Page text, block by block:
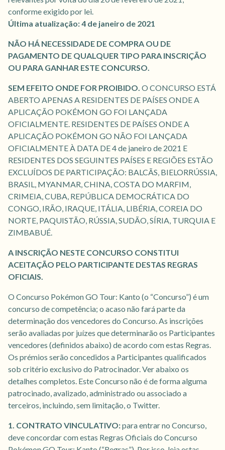
conforme exigido por lei.
Última atualização: 4 de janeiro de 2021
NÃO HÁ NECESSIDADE DE COMPRA OU DE
PAGAMENTO DE QUALQUER TIPO PARA INSCRIÇÃO
OU PARA GANHAR ESTE CONCURSO.
SEM EFEITO ONDE FOR PROIBIDO. O CONCURSO ESTÁ
ABERTO APENAS A RESIDENTES DE PAÍSES ONDE A
APLICAÇÃO POKÉMON GO FOI LANÇADA
OFICIALMENTE. RESIDENTES DE PAÍSES ONDE A
APLICAÇÃO POKÉMON GO NÃO FOI LANÇADA
OFICIALMENTE À DATA DE 4 de janeiro de 2021 E
RESIDENTES DOS SEGUINTES PAÍSES E REGIÕES ESTÃO
EXCLUÍDOS DE PARTICIPAÇÃO: BALCÃS, BIELORRÚSSIA,
BRASIL, MYANMAR, CHINA, COSTA DO MARFIM,
CRIMEIA, CUBA, REPÚBLICA DEMOCRÁTICA DO
CONGO, IRÃO, IRAQUE, ITÁLIA, LIBÉRIA, COREIA DO
NORTE, PAQUISTÃO, RÚSSIA, SUDÃO, SÍRIA, TURQUIA E
ZIMBABUÉ.
A INSCRIÇÃO NESTE CONCURSO CONSTITUI
ACEITAÇÃO PELO PARTICIPANTE DESTAS REGRAS
OFICIAIS.
O Concurso Pokémon GO Tour: Kanto (o “Concurso”) é um
concurso de competência; o acaso não fará parte da
determinação dos vencedores do Concurso. As inscrições
serão avaliadas por juízes que determinarão os Participantes
vencedores (definidos abaixo) de acordo com estas Regras.
Os prémios serão concedidos a Participantes qualificados
sob critério exclusivo do Patrocinador. Ver abaixo os
detalhes completos. Este Concurso não é de forma alguma
patrocinado, avalizado, administrado ou associado a
terceiros, incluindo, sem limitação, o Twitter.
1. CONTRATO VINCULATIVO:para entrar no Concurso,
deve concordar com estas Regras Oficiais do Concurso